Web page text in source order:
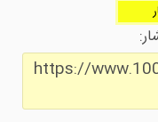
https://